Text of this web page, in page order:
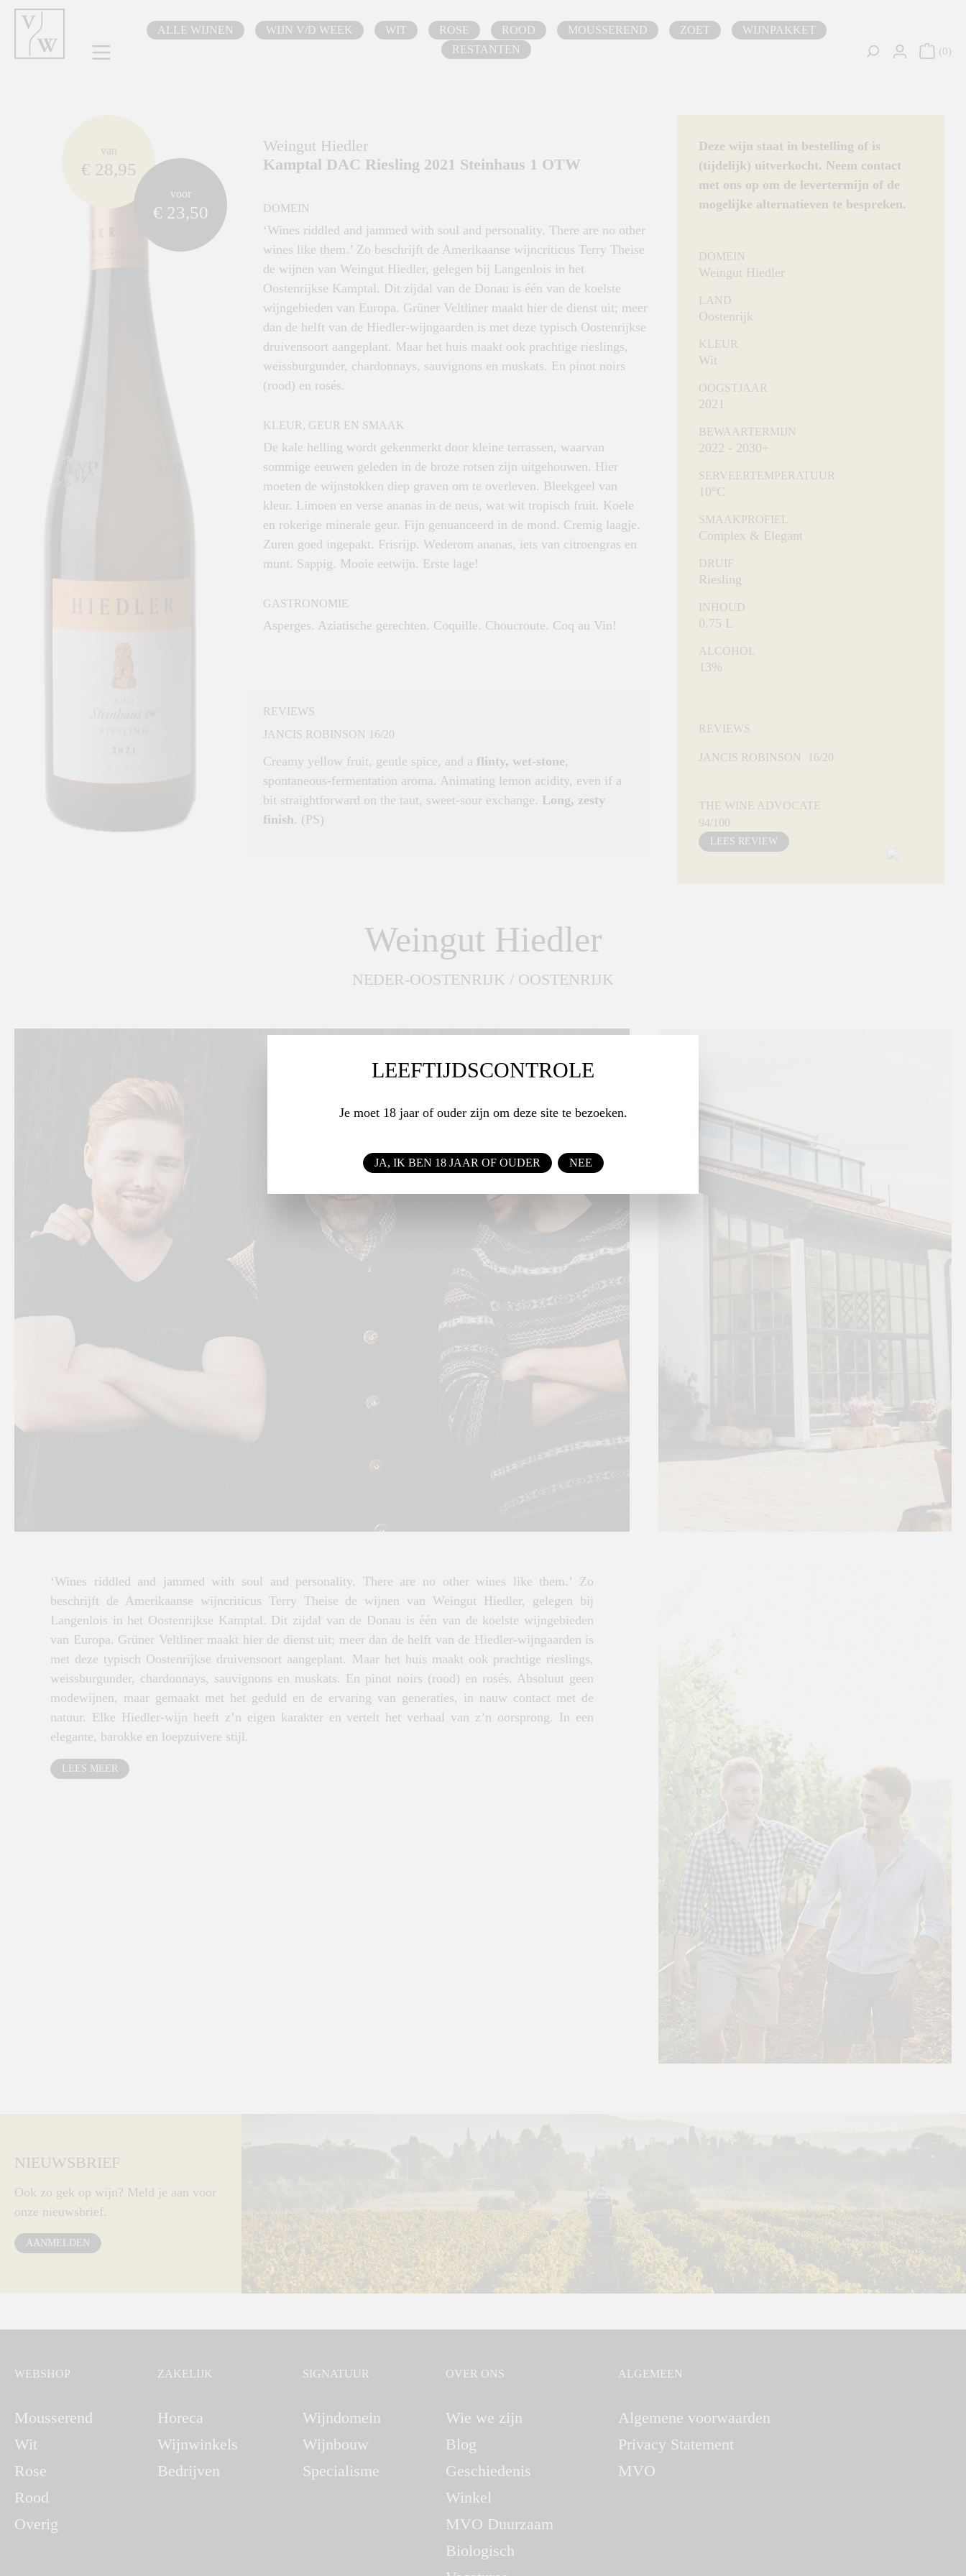
Ga naar de hoofdnavigatie
ALLE WIJNEN WIJN V/D WEEK WIT ROSE ROOD MOUSSEREND ZOET
WIJNPAKKET
RESTANTEN
0
van
€ 28,95
voor
€ 23,50
Weingut Hiedler
Kamptal DAC Riesling 2021 Steinhaus 1 OTW
DOMEIN
‘Wines riddled and jammed with soul and personality. There are no other
wines like them.’ Zo beschrijft de Amerikaanse wijncriticus Terry Theise
de wijnen van Weingut Hiedler, gelegen bij Langenlois in het
Oostenrijkse Kamptal. Dit zijdal van de Donau is één van de koelste
wijngebieden van Europa. Grüner Veltliner maakt hier de dienst uit; meer
dan de helft van de Hiedler-wijngaarden is met deze typisch Oostenrijkse
druivensoort aangeplant. Maar het huis maakt ook prachtige rieslings,
weissburgunder, chardonnays, sauvignons en muskats. En pinot noirs
(rood) en rosés.
KLEUR, GEUR EN SMAAK
De kale helling wordt gekenmerkt door kleine terrassen, waarvan
sommige eeuwen geleden in de broze rotsen zijn uitgehouwen. Hier
moeten de wijnstokken diep graven om te overleven. Bleekgeel van
kleur. Limoen en verse ananas in de neus, wat wit tropisch fruit. Koele
en rokerige minerale geur. Fijn genuanceerd in de mond. Cremig laagje.
Zuren goed ingepakt. Frisrijp. Wederom ananas, iets van citroengras en
munt. Sappig. Mooie eetwijn. Erste lage!
GASTRONOMIE
Asperges. Aziatische gerechten. Coquille. Choucroute. Coq au Vin!
REVIEWS
JANCIS ROBINSON 16/20
Creamy yellow fruit, gentle spice, and a flinty, wet-stone,
spontaneous-fermentation aroma. Animating lemon acidity, even if a
bit straightforward on the taut, sweet-sour exchange. Long, zesty
finish. (PS)
Deze wijn staat in bestelling of is
(tijdelijk) uitverkocht. Neem contact
met ons op om de levertermijn of de
mogelijke alternatieven te bespreken.
DOMEIN
Weingut Hiedler
LAND
Oostenrijk
KLEUR
Wit
OOGSTJAAR
2021
BEWAARTERMIJN
2022 - 2030+
SERVEERTEMPERATUUR
10°C
SMAAKPROFIEL
Complex & Elegant
DRUIF
Riesling
INHOUD
0.75 L
ALCOHOL
13%
REVIEWS
JANCIS ROBINSON 16/20
THE WINE ADVOCATE
94/100
LEES REVIEW
Weingut Hiedler
NEDER-OOSTENRIJK / OOSTENRIJK
‘Wines riddled and jammed with soul and personality. There are no other wines like them.’ Zo
beschrijft de Amerikaanse wijncriticus Terry Theise de wijnen van Weingut Hiedler, gelegen bij
Langenlois in het Oostenrijkse Kamptal. Dit zijdal van de Donau is één van de koelste wijngebieden
van Europa. Grüner Veltliner maakt hier de dienst uit; meer dan de helft van de Hiedler-wijngaarden is
met deze typisch Oostenrijkse druivensoort aangeplant. Maar het huis maakt ook prachtige rieslings,
weissburgunder, chardonnays, sauvignons en muskats. En pinot noirs (rood) en rosés. Absoluut geen
modewijnen, maar gemaakt met het geduld en de ervaring van generaties, in nauw contact met de
natuur. Elke Hiedler-wijn heeft z’n eigen karakter en vertelt het verhaal van z’n oorsprong. In een
elegante, barokke en loepzuivere stijl.
LEES MEER
NIEUWSBRIEF
Ook zo gek op wijn? Meld je aan voor
onze nieuwsbrief.
AANMELDEN
WEBSHOP
Mousserend
Wit
Rose
Rood
Overig
ZAKELIJK
Horeca
Wijnwinkels
Bedrijven
SIGNATUUR
Wijndomein
Wijnbouw
Specialisme
OVER ONS
Wie we zijn
Blog
Geschiedenis
Winkel
MVO Duurzaam
Biologisch
ALGEMEEN
Algemene voorwaarden
Privacy Statement
MVO
LEEFTIJDSCONTROLE
Je moet 18 jaar of ouder zijn om deze site te bezoeken.
JA, IK BEN 18 JAAR OF OUDER NEE